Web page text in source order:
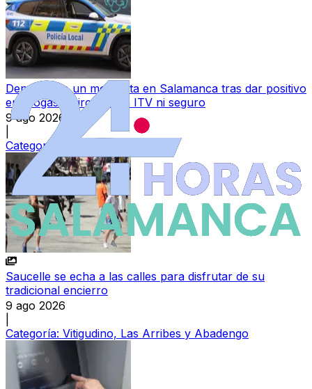
Denunciado un motorista en Salamanca tras dar positivo
en drogas y circular sin ITV ni seguro
9 ago 2026
Categoría:
Saucelle se echa a las calles para disfrutar de su
tradicional encierro
9 ago 2026
Categoría: Vitigudino, Las Arribes y Abadengo